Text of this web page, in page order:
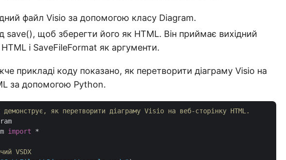
файл Visio за допомогою класу Diagram.
save(), щоб зберегти його як HTML. Він приймає вихідний
і SaveFileFormat як аргументи.
прикладі коду показано, як перетворити діаграму Visio на
за допомогою Python.
як перетворити діаграму Visio на веб-сторінку HTML.
import *
VSDX